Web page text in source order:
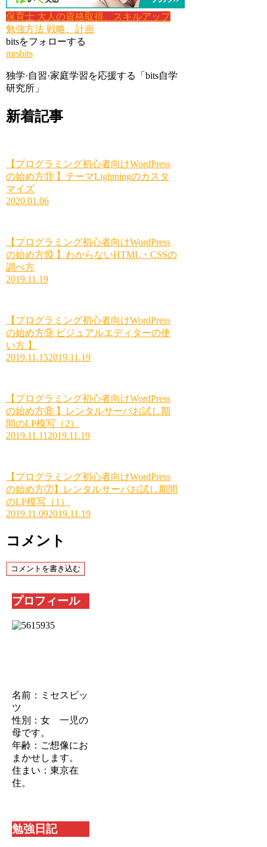
保育士 大人の資格取得、スキルアップ
勉強方法 戦略、計画
bitsをフォローする
mrsbits
独学·自習·家庭学習を応援する「bits自学
研究所」
新着記事
【プログラミング初心者向けWordPress
の始め方⑪ 】テーマLightningのカスタ
マイズ
2020.01.06
【プログラミング初心者向けWordPress
の始め方⑩ 】わからないHTML・CSSの
調べ方
2019.11.19
【プログラミング初心者向けWordPress
の始め方⑨ ビジュアルエディターの使
い方 】
2019.11.152019.11.19
【プログラミング初心者向けWordPress
の始め方⑧ 】レンタルサーバお試し期
間のLP模写（2）
2019.11.11 2019.11.19
【プログラミング初心者向けWordPress
の始め方⑦】レンタルサーバお試し期間
のLP模写（1）
2019.11.092019.11.19
コメント
コメントを書き込む
プロフィール
名前：ミセスビッ
ツ
性別：女 一児の
母です。
年齢：ご想像にお
まかせします。
住まい：東京在
住。
勉強日記